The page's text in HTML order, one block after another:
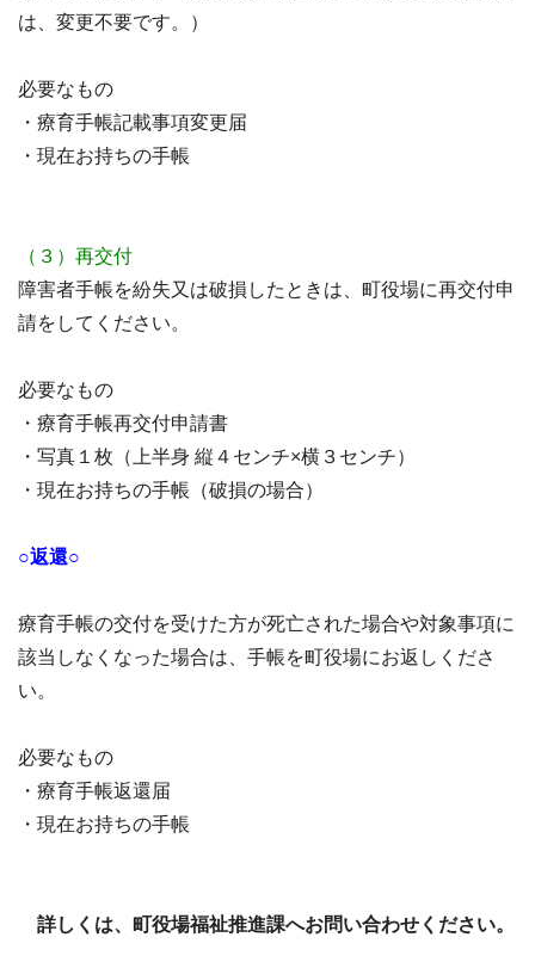
は、変更不要です。）
必要なもの
・療育手帳記載事項変更届
・現在お持ちの手帳
（３）再交付
障害者手帳を紛失又は破損したときは、町役場に再交付申
請をしてください。
必要なもの
・療育手帳再交付申請書
・写真１枚（上半身 縦４センチ×横３センチ）
・現在お持ちの手帳（破損の場合）
○返還○
療育手帳の交付を受けた方が死亡された場合や対象事項に
該当しなくなった場合は、手帳を町役場にお返しくださ
い。
必要なもの
・療育手帳返還届
・現在お持ちの手帳
詳しくは、町役場福祉推進課へお問い合わせください。